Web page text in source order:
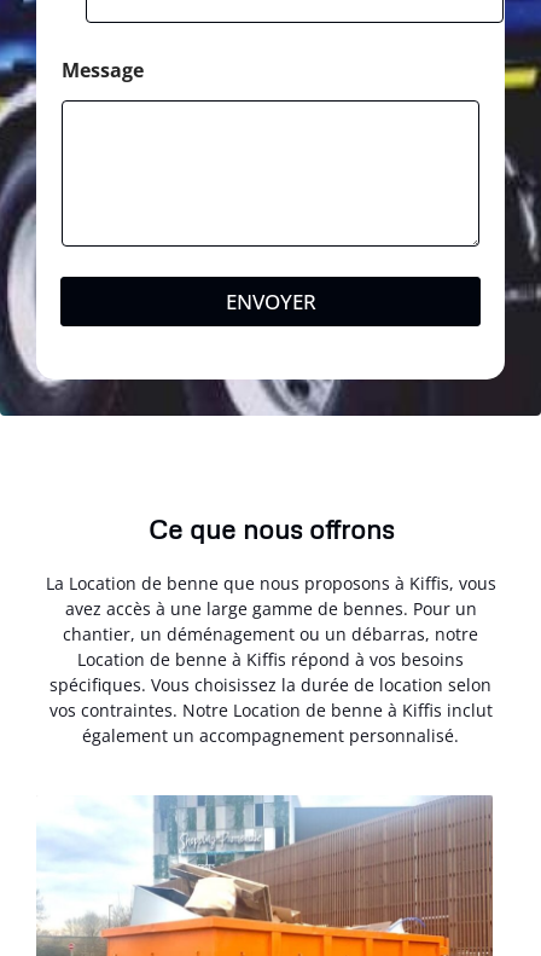
Message
ENVOYER
Ce que nous offrons
La Location de benne que nous proposons à Kiffis, vous
avez accès à une large gamme de bennes. Pour un
chantier, un déménagement ou un débarras, notre
Location de benne à Kiffis répond à vos besoins
spécifiques. Vous choisissez la durée de location selon
vos contraintes. Notre Location de benne à Kiffis inclut
également un accompagnement personnalisé.